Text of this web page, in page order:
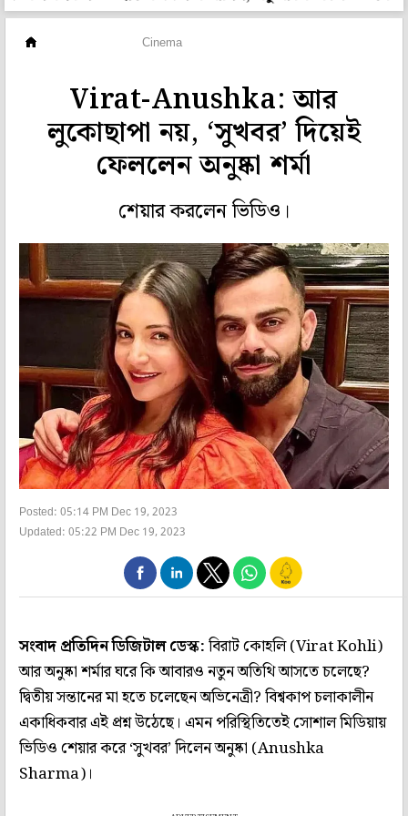
Cinema
Virat-Anushka: আর
লুকোছাপা নয়, ‘সুখবর’ দিয়েই
ফেললেন অনুষ্কা শর্মা
শেয়ার করলেন ভিডিও।
Posted: 05:14 PM Dec 19, 2023
Updated: 05:22 PM Dec 19, 2023
সংবাদ প্রতিদিন ডিজিটাল ডেস্ক:বিরাট কোহলি (Virat Kohli)
আর অনুষ্কা শর্মার ঘরে কি আবারও নতুন অতিথি আসতে চলেছে?
দ্বিতীয় সন্তানের মা হতে চলেছেন অভিনেত্রী? বিশ্বকাপ চলাকালীন
একাধিকবার এই প্রশ্ন উঠেছে। এমন পরিস্থিতিতেই সোশাল মিডিয়ায়
ভিডিও শেয়ার করে ‘সুখবর’ দিলেন অনুষ্কা (Anushka
Sharma)।